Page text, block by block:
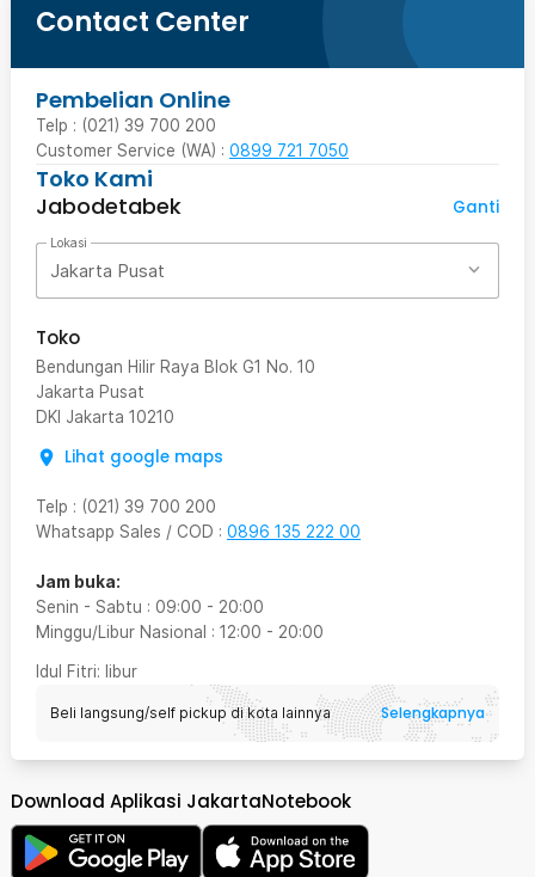
Contact Center
Pembelian Online
Telp : (021) 39 700 200
Customer Service (WA) : 0899 721 7050
Toko Kami
Jabodetabek
Ganti
Lokasi
Jakarta Pusat
Toko
Bendungan Hilir Raya Blok G1 No. 10
Jakarta Pusat
DKI Jakarta 10210
Lihat google maps
Telp : (021) 39 700 200
Whatsapp Sales / COD : 0896 135 222 00
Jam buka:
Senin - Sabtu : 09:00 - 20:00
Minggu/Libur Nasional : 12:00 - 20:00
Idul Fitri: libur
Beli langsung/self pickup di kota lainnya Selengkapnya
Download Aplikasi JakartaNotebook